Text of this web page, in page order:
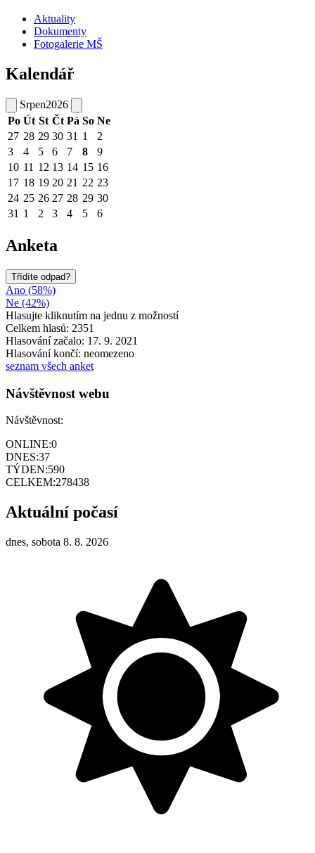
Aktuality
Dokumenty
Fotogalerie MŠ
Kalendář
Srpen2026
Po Út St Čt Pá So Ne
27 28 29 30 31 1
2
3
4 5 6 7 8
9
10 11 12 13 14 15 16
17 18 19 20 21 22 23
24 25 26 27 28 29 30
31 1 2 3 4 5 6
Anketa
Třídíte odpad?
Ano (58%)
Ne (42%)
Hlasujte kliknutím na jednu z možností
Celkem hlasů: 2351
Hlasování začalo: 17. 9. 2021
Hlasování končí: neomezeno
seznam všech anket
Návštěvnost webu
Návštěvnost:
ONLINE:0
DNES:37
TÝDEN:590
CELKEM:278438
Aktuální počasí
dnes, sobota 8. 8. 2026